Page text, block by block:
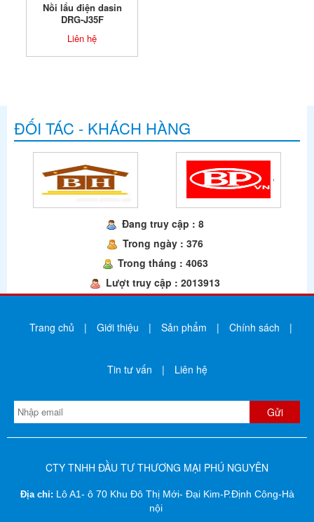
Nồi lẩu điện dasin
DRG-J35F
Liên hệ
ĐỐI TÁC - KHÁCH HÀNG
Đang truy cập : 8
Trong ngày : 376
Trong tháng : 4063
Lượt truy cập : 2013913
Trang chủ | Giới thiệu | Sản phẩm | Chính sách |
Tin tư vấn | Liên hệ
CTY TNHH ĐẦU TƯ THƯƠNG MẠI PHÚ NGUYÊN
Địa chỉ: Lô A1- ô 70 Khu Đô Thị Mới- Đại Kim-P.Định Công-Hà
nội